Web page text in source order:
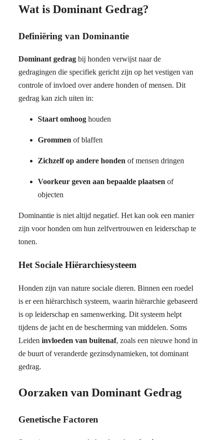
Wat is Dominant Gedrag?
Definiëring van Dominantie
Dominant gedrag bij honden verwijst naar de
gedragingen die specifiek gericht zijn op het vestigen van
controle of invloed over andere honden of mensen. Dit
gedrag kan zich uiten in:
Staart omhoog houden
Grommen of blaffen
Zichzelf op andere honden of mensen dringen
Voorkeur geven aan bepaalde plaatsen of
objecten
Dominantie is niet altijd negatief. Het kan ook een manier
zijn voor honden om hun zelfvertrouwen en leiderschap te
tonen.
Het Sociale Hiërarchiesysteem
Honden zijn van nature sociale dieren. Binnen een roedel
is er een hiërarchisch systeem, waarin hiërarchie gebaseerd
is op leiderschap en samenwerking. Dit systeem helpt
tijdens de jacht en de bescherming van middelen. Soms
Leiden invloeden van buitenaf, zoals een nieuwe hond in
de buurt of veranderde gezinsdynamieken, tot dominant
gedrag.
Oorzaken van Dominant Gedrag
Genetische Factoren